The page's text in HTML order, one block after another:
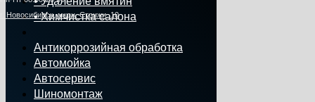
г. Новосибирск, мкрн. Стрижи, 10
• Химчистка салона
Антикоррозийная обработка
Автомойка
Автосервис
Шиномонтаж